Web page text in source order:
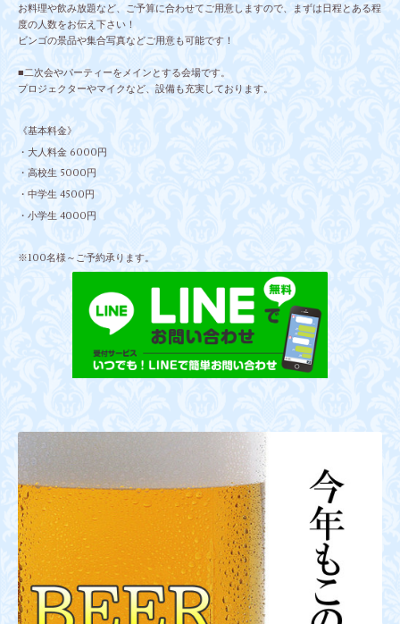
お料理や飲み放題など、ご予算に合わせてご用意しますので、まずは日程とある程
度の人数をお伝え下さい！
ビンゴの景品や集合写真などご用意も可能です！
■二次会やパーティーをメインとする会場です。
プロジェクターやマイクなど、設備も充実しております。
《基本料金》
・大人料金 6000円
・高校生 5000円
・中学生 4500円
・小学生 4000円
※100名様～ご予約承ります。